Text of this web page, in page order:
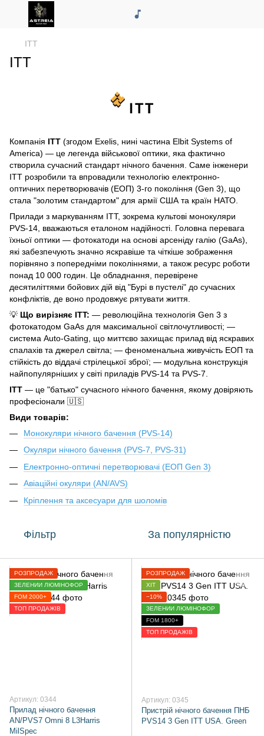
ITT
ITT
Компанія ITT (згодом Exelis, нині частина Elbit Systems of
America) — це легенда військової оптики, яка фактично
створила сучасний стандарт нічного бачення. Саме інженери
ITT розробили та впровадили технологію електронно-
оптичних перетворювачів (ЕОП) 3-го покоління (Gen 3), що
стала "золотим стандартом" для армії США та країн НАТО.
Прилади з маркуванням ITT, зокрема культові монокуляри
PVS-14, вважаються еталоном надійності. Головна перевага
їхньої оптики — фотокатоди на основі арсеніду галію (GaAs),
які забезпечують значно яскравіше та чіткіше зображення
порівняно з попередніми поколіннями, а також ресурс роботи
понад 10 000 годин. Це обладнання, перевірене
десятиліттями бойових дій від "Бурі в пустелі" до сучасних
конфліктів, де воно продовжує рятувати життя.
💡 Що вирізняє ITT: — революційна технологія Gen 3 з
фотокатодом GaAs для максимальної світлочутливості; —
система Auto-Gating, що миттєво захищає прилад від яскравих
спалахів та джерел світла; — феноменальна живучість ЕОП та
стійкість до віддачі стрілецької зброї; — модульна конструкція
найпопулярніших у світі приладів PVS-14 та PVS-7.
ITT — це "батько" сучасного нічного бачення, якому довіряють
професіонали 🇺🇸
Види товарів:
Монокуляри нічного бачення (PVS-14)
Окуляри нічного бачення (PVS-7, PVS-31)
Електронно-оптичні перетворювачі (ЕОП Gen 3)
Авіаційні окуляри (AN/AVS)
Кріплення та аксесуари для шоломів
Фільтр За популярністю
РОЗПРОДАЖ
ЗЕЛЕНИЙ ЛЮМІНОФОР
FOM 2000+
ТОП ПРОДАЖІВ
Артикул: 0344
Прилад нічного бачення
AN/PVS7 Omni 8 L3Harris
MilSpec
РОЗПРОДАЖ
ХІТ
−10%
ЗЕЛЕНИЙ ЛЮМІНОФОР
FOM 1800+
ТОП ПРОДАЖІВ
Артикул: 0345
Пристрій нічного бачення ПНБ
PVS14 3 Gen ITT USA. Green